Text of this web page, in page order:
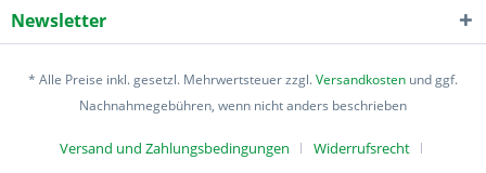
Newsletter
* Alle Preise inkl. gesetzl. Mehrwertsteuer zzgl.Versandkosten und ggf.
Nachnahmegebühren, wenn nicht anders beschrieben
Versand und Zahlungsbedingungen Widerrufsrecht